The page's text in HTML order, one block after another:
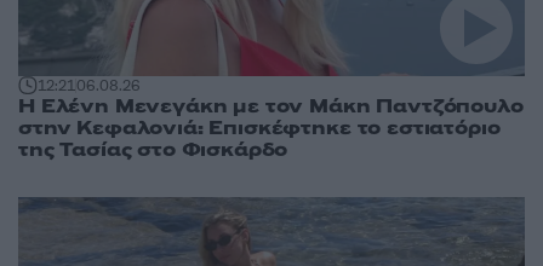
12:2106.08.26
Η Ελένη Μενεγάκη με τον Μάκη Παντζόπουλο
στην Κεφαλονιά: Επισκέφτηκε το εστιατόριο
της Τασίας στο Φισκάρδο